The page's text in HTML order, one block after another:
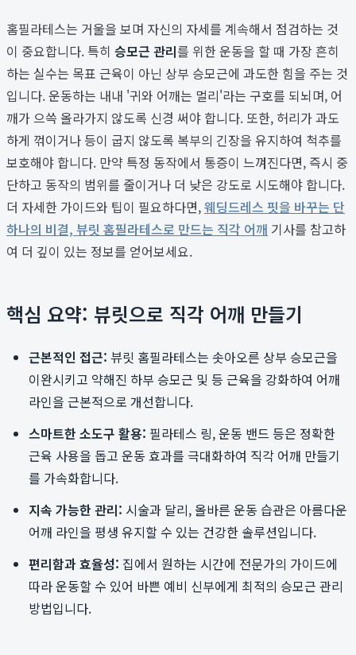
홈필라테스는 거울을 보며 자신의 자세를 계속해서 점검하는 것
이 중요합니다. 특히 승모근 관리를 위한 운동을 할 때 가장 흔히
하는 실수는 목표 근육이 아닌 상부 승모근에 과도한 힘을 주는 것
입니다. 운동하는 내내 '귀와 어깨는 멀리'라는 구호를 되뇌며, 어
깨가 으쓱 올라가지 않도록 신경 써야 합니다. 또한, 허리가 과도
하게 꺾이거나 등이 굽지 않도록 복부의 긴장을 유지하여 척추를
보호해야 합니다. 만약 특정 동작에서 통증이 느껴진다면, 즉시 중
단하고 동작의 범위를 줄이거나 더 낮은 강도로 시도해야 합니다.
더 자세한 가이드와 팁이 필요하다면,웨딩드레스 핏을 바꾸는 단
하나의 비결, 뷰릿 홈필라테스로 만드는 직각 어깨 기사를 참고하
여 더 깊이 있는 정보를 얻어보세요.
핵심 요약: 뷰릿으로 직각 어깨 만들기
근본적인 접근: 뷰릿 홈필라테스는 솟아오른 상부 승모근을
이완시키고 약해진 하부 승모근 및 등 근육을 강화하여 어깨
라인을 근본적으로 개선합니다.
스마트한 소도구 활용: 필라테스 링, 운동 밴드 등은 정확한
근육 사용을 돕고 운동 효과를 극대화하여 직각 어깨 만들기
를 가속화합니다.
지속 가능한 관리: 시술과 달리, 올바른 운동 습관은 아름다운
어깨 라인을 평생 유지할 수 있는 건강한 솔루션입니다.
편리함과 효율성: 집에서 원하는 시간에 전문가의 가이드에
따라 운동할 수 있어 바쁜 예비 신부에게 최적의 승모근 관리
방법입니다.